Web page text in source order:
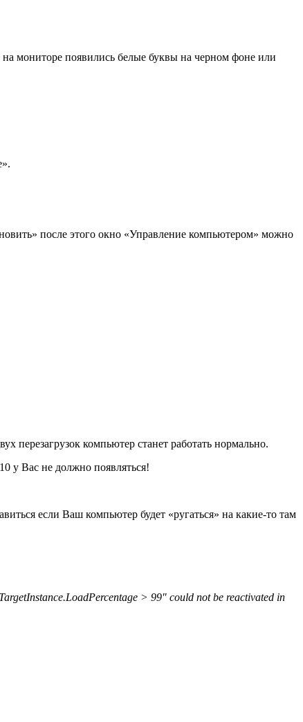
на мониторе появились белые буквы на черном фоне или
после этого окно «Управление компьютером» можно
перезагрузок компьютер станет работать нормально.
у Вас не должно появляться!
если Ваш компьютер будет «ругаться» на какие-то там
> 99″ could not be reactivated in